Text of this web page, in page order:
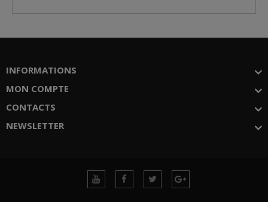
INFORMATIONS
MON COMPTE
CONTACTS
NEWSLETTER